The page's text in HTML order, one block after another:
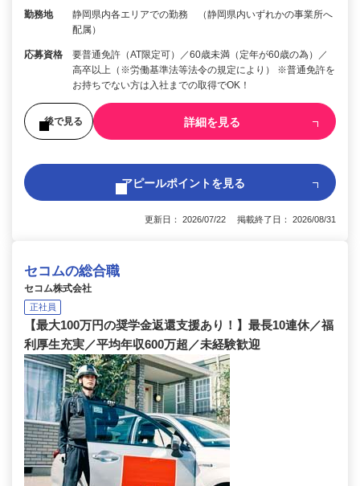
勤務地
静岡県内各エリアでの勤務 （静岡県内いずれかの事業所へ
配属）
応募資格
要普通免許（AT限定可）／60歳未満（定年が60歳の為）／
高卒以上（※労働基準法等法令の規定により） ※普通免許を
お持ちでない方は入社までの取得でOK！
後で見る 詳細を見る
アピールポイントを見る
更新日： 2026/07/22 掲載終了日： 2026/08/31
セコムの総合職
セコム株式会社
正社員
【最大100万円の奨学金返還支援あり！】最長10連休／福
利厚生充実／平均年収600万超／未経験歓迎